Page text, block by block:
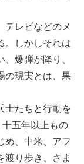
レビなどのメ
。しかしそれは
爆弾が降り、
の現実とは、果
士たちと行動を
五年以上もの
め、中米、アフ
渡り歩き、さま